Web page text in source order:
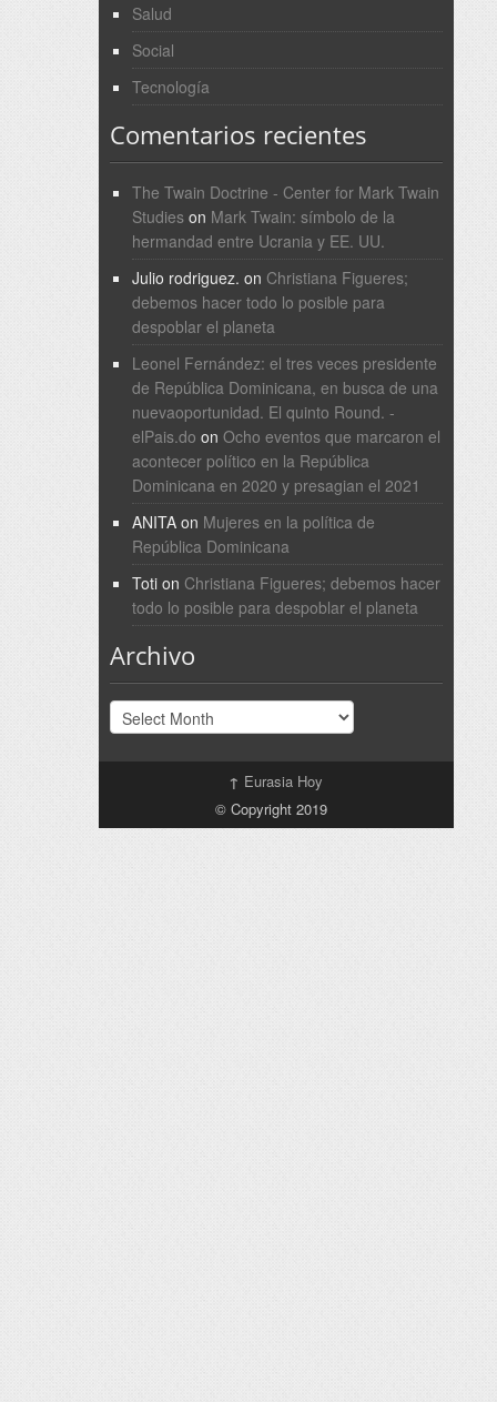
Salud
Social
Tecnología
Comentarios recientes
The Twain Doctrine - Center for Mark Twain
Studieson Mark Twain: símbolo de la
hermandad entre Ucrania y EE. UU.
Julio rodriguez. on Christiana Figueres;
debemos hacer todo lo posible para
despoblar el planeta
Leonel Fernández: el tres veces presidente
de República Dominicana, en busca de una
nuevaoportunidad. El quinto Round. -
elPais.do on Ocho eventos que marcaron el
acontecer político en la República
Dominicana en 2020 y presagian el 2021
ANITAon Mujeres en la política de
República Dominicana
Totion Christiana Figueres; debemos hacer
todo lo posible para despoblar el planeta
Archivo
Archivo
↑ Eurasia Hoy
© Copyright 2019